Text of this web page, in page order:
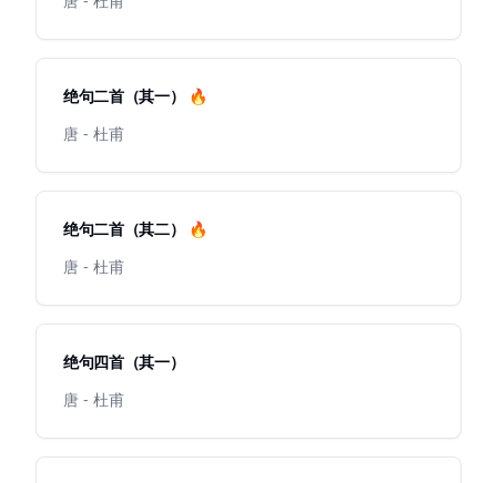
绝句二首（其一） 🔥
唐 - 杜甫
绝句二首（其二） 🔥
唐 - 杜甫
绝句四首（其一）
唐 - 杜甫